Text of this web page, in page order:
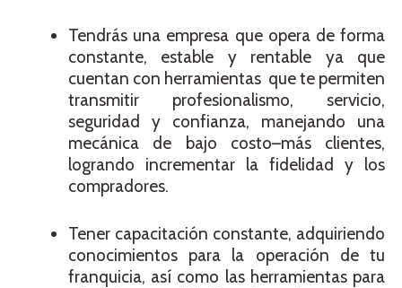
Tendrás una empresa que opera de forma
constante, estable y rentable ya que
cuentan con herramientas que te permiten
transmitir profesionalismo, servicio,
seguridad y confianza, manejando una
mecánica de bajo costo–más clientes,
logrando incrementar la fidelidad y los
compradores.
Tener capacitación constante, adquiriendo
conocimientos para la operación de tu
franquicia, así como las herramientas para